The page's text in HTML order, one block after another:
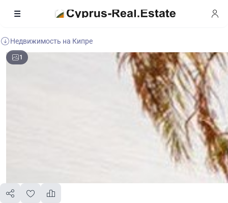
Недвижимость на Кипре
1